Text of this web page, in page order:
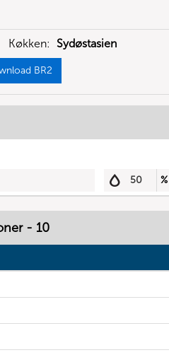
Køkken: Sydøstasien
BR2
50 %
- 10